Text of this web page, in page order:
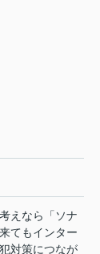
えなら「ソナ
てもインター
対策につなが